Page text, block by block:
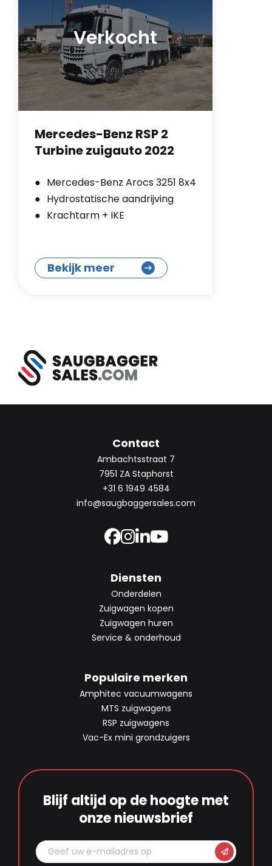
Verkocht
Mercedes-Benz RSP 2
Turbine zuigauto 2022
Mercedes-Benz Arocs 3251 8x4
Hydrostatische aandrijving
Krachtarm + IKE
Bekijk meer
Contact
Ambachtsstraat 7
7951 ZA Staphorst
+31 6 1949 4584
info@saugbaggersales.com
Diensten
Onderdelen
Zuigwagen kopen
Zuigwagen huren
Service & onderhoud
Populaire merken
Amphitec vacuumwagens
MTS zuigwagens
RSP zuigwagens
Vac-Ex mini grondzuigers
Blijf altijd op de hoogte met
onze nieuwsbrief